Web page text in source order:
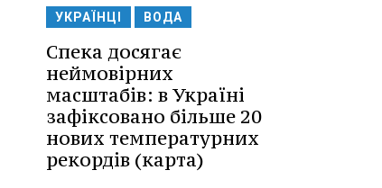
УКРАЇНЦІ ВОДА
Спека досягає
неймовірних
масштабів: в Україні
зафіксовано більше 20
нових температурних
рекордів (карта)